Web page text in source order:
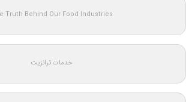
Truth Behind Our Food Industries
خدمات ترانزیت